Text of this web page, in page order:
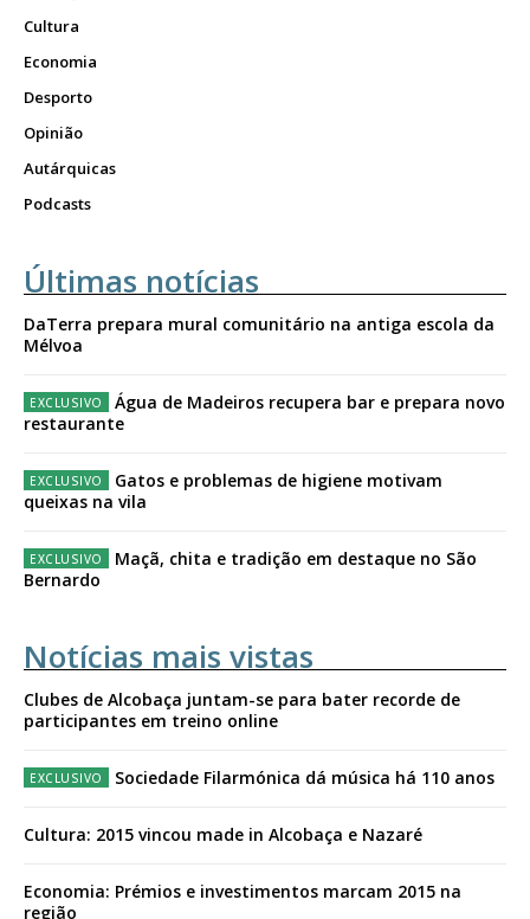
Cultura
Economia
Desporto
Opinião
Autárquicas
Podcasts
Últimas notícias
DaTerra prepara mural comunitário na antiga escola da
Mélvoa
Água de Madeiros recupera bar e prepara novo
restaurante
Gatos e problemas de higiene motivam
queixas na vila
Maçã, chita e tradição em destaque no São
Bernardo
Notícias mais vistas
Clubes de Alcobaça juntam-se para bater recorde de
participantes em treino online
Sociedade Filarmónica dá música há 110 anos
Cultura: 2015 vincou made in Alcobaça e Nazaré
Economia: Prémios e investimentos marcam 2015 na
região